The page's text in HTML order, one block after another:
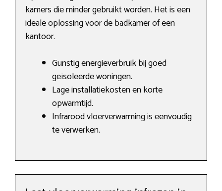
kamers die minder gebruikt worden. Het is een
ideale oplossing voor de badkamer of een
kantoor.
Gunstig energieverbruik bij goed
geïsoleerde woningen.
Lage installatiekosten en korte
opwarmtijd.
Infrarood vloerverwarming is eenvoudig
te verwerken.